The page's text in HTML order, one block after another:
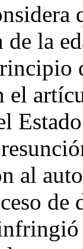
la
el
al
de